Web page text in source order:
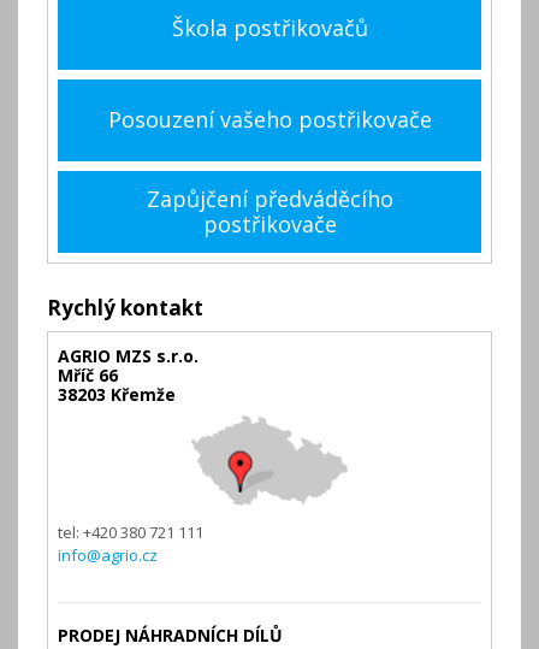
Škola postřikovačů
Posouzení vašeho postřikovače
Zapůjčení předváděcího
postřikovače
Rychlý kontakt
AGRIO MZS s.r.o.
Mříč 66
38203 Křemže
tel: +420 380 721 111
info@agrio.cz
PRODEJ NÁHRADNÍCH DÍLŮ